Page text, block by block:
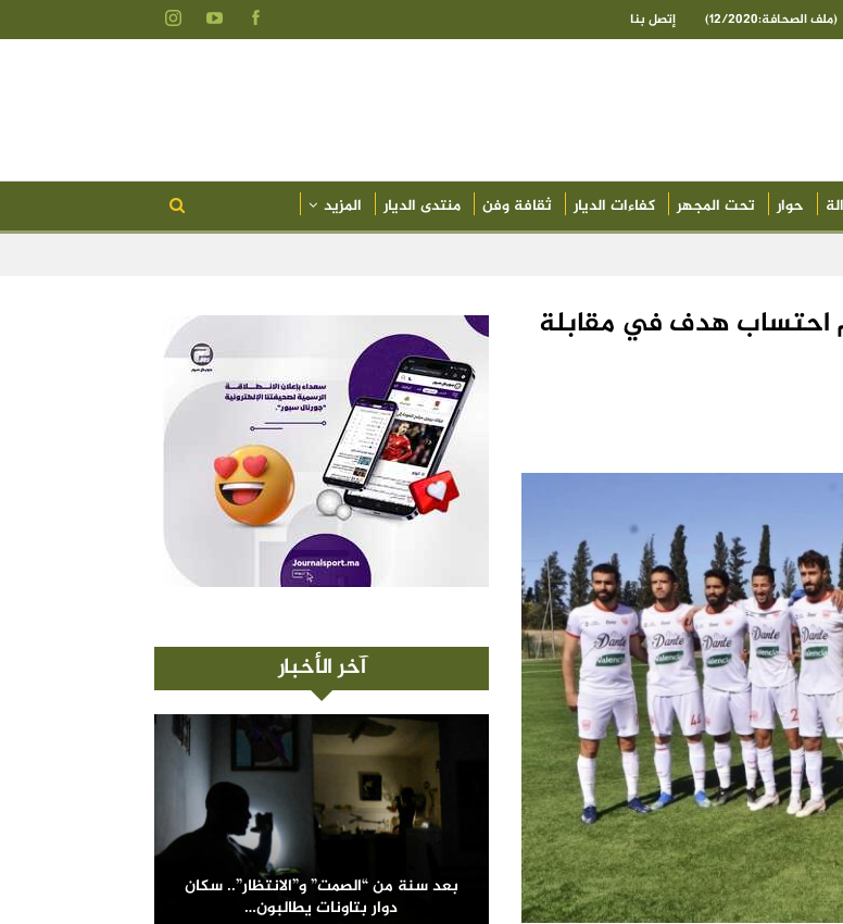
(ملف الصحافة:12/2020) إتصل بنا
حوار تحت المجهر كفاءات الديار ثقافة وفن منتدى الديار المزيد
احتساب هدف في مقابلة
آخر الأخبار
بعد سنة من “الصمت” و”الانتظار”.. سكان
دوار بتاونات يطالبون…